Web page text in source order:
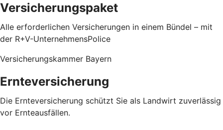
Versicherungspaket
Alle erforderlichen Versicherungen in einem Bündel – mit
der R+V-UnternehmensPolice
Versicherungskammer Bayern
Ernteversicherung
Die Ernteversicherung schützt Sie als Landwirt zuverlässig
vor Ernteausfällen.